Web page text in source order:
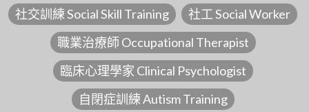
社交訓練 Social Skill Training
社工 Social Worker
職業治療師 Occupational Therapist
臨床心理學家 Clinical Psychologist
自閉症訓練 Autism Training